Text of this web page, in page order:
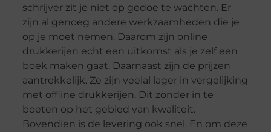
schrijver zit je niet op gedoe te wachten. Er
zijn al genoeg andere werkzaamheden die je
op je moet nemen. Daarom zijn online
drukkerijen echt een uitkomst als je zelf een
boek maken gaat. Daarnaast zijn de prijzen
aantrekkelijk. Ze zijn veelal lager in vergelijking
met offline drukkerijen. Dit zonder in te
boeten op het gebied van kwaliteit.
Bovendien is de levering ook snel. En om deze